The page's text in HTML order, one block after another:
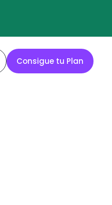
Consigue tu Plan